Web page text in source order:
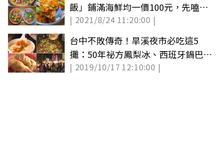
飯」鋪滿海鮮均一價100元，先嗑超
濃郁奶油白醬
| 2021/8/24 11:20:00 |
台中不敗傳奇！旱溪夜市必吃這5
攤：50年祕方鳳梨冰、西班牙鍋巴燉
飯、獨家滷豆干
| 2019/10/17 12:10:00 |